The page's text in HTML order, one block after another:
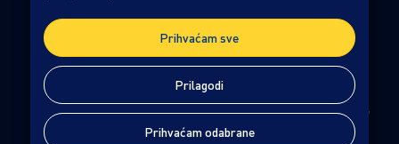
TENISICE
Žanr: Animirani
1h 33min
Kada se jedna dizajnerska tenisica izgubi na ulicama New
Yorka, prisiljena je izaći iz svoje zone komfora i suočiti se
Prihvaćam odabrane
Prilagodi
Prihvaćam sve